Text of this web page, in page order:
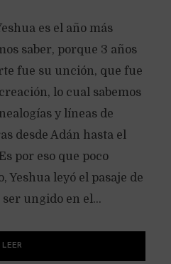
es el año más
saber, porque 3 años
fue su unción, que fue
lo cual sabemos
y líneas de
desde Adán hasta el
por eso que poco
Yeshua leyó el pasaje de
ser ungido en el...
LEER